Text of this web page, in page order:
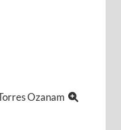
Ozanam